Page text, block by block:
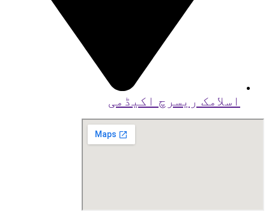
اسلامک ریسرچ اکیڈمی